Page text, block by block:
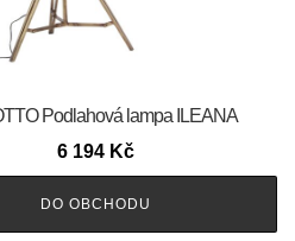
Podlahová lampa ILEANA
6 194 Kč
DO OBCHODU